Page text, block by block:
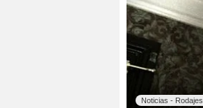
Noticias - Rodajes